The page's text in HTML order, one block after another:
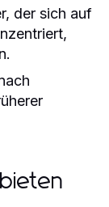
der sich auf